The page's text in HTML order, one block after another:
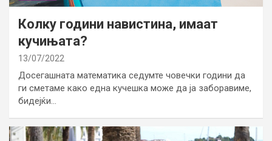
Колку години навистина, имаат
кучињата?
13/07/2022
Досегашната математика седумте човечки години да
ги сметаме како една кучешка може да ја заборавиме,
бидејќи…